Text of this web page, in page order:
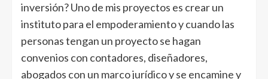
inversión? Uno de mis proyectos es crear un
instituto para el empoderamiento y cuando las
personas tengan un proyecto se hagan
convenios con contadores, diseñadores,
abogados con un marco jurídico y se encamine y